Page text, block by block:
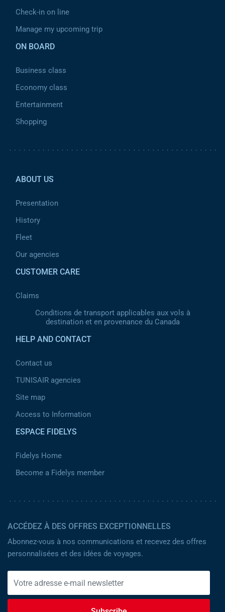
Check-in on line
Manage my upcoming trip
ON BOARD
Business class
Economy class
Entertainment
Shopping
ABOUT US
Presentation
History
Fleet
Our agencies
CUSTOMER CARE
Claims
Conditions de transport applicables aux vols à
destination et en provenance du Canada
HELP AND CONTACT
Contact us
TUNISAIR agencies
Site map
Access to Information
ESPACE FIDELYS
Fidelys Home
Become a Fidelys member
ACCÉDEZ À DES OFFRES EXCEPTIONNELLES
Abonnez-vous à nos communications et recevez des offres
personnalisées et des idées de voyages.